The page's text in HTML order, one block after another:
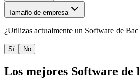
Tamaño de empresa
¿Utilizas actualmente un Software de
Sí No
Los mejores Software de